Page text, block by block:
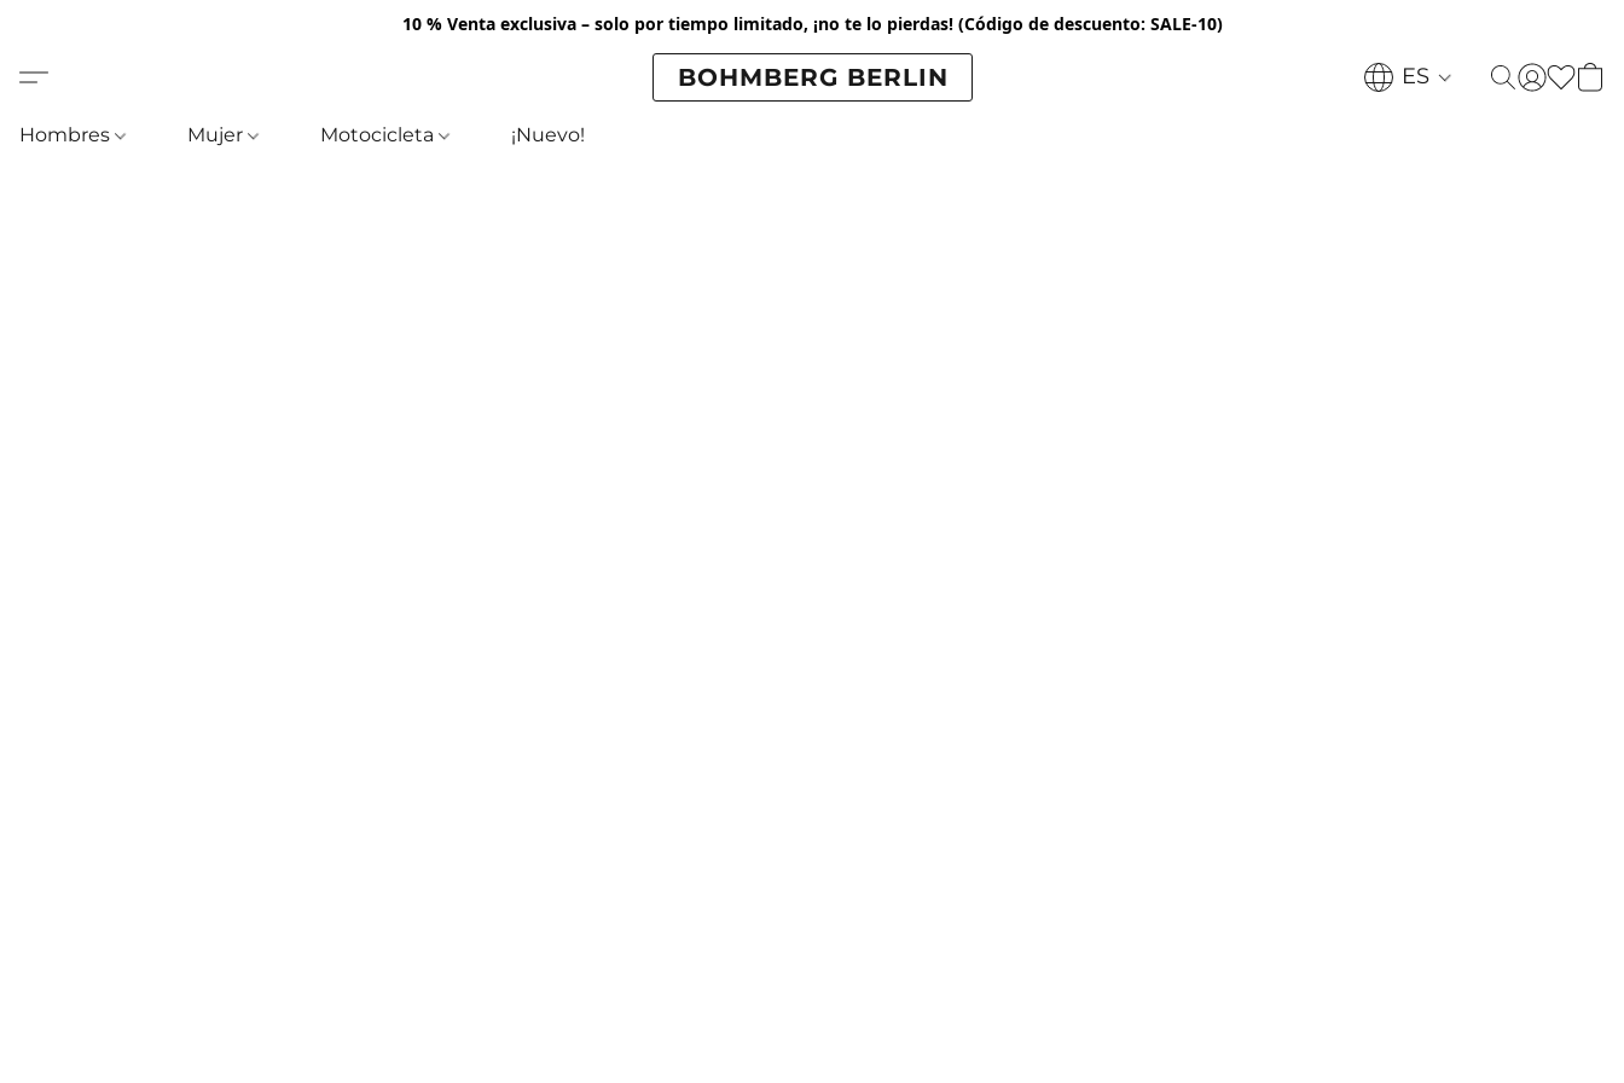
10 % Venta exclusiva – solo por tiempo limitado, ¡no te lo pierdas! (Código de descuento: SALE-10)
BOHMBERG BERLIN ES
Hombres Mujer Motocicleta ¡Nuevo!